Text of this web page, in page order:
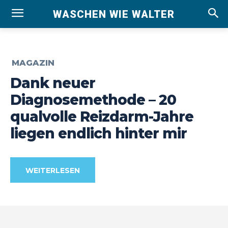
WASCHEN WIE WALTER
MAGAZIN
Dank neuer
Diagnosemethode – 20
qualvolle Reizdarm-Jahre
liegen endlich hinter mir
WEITERLESEN